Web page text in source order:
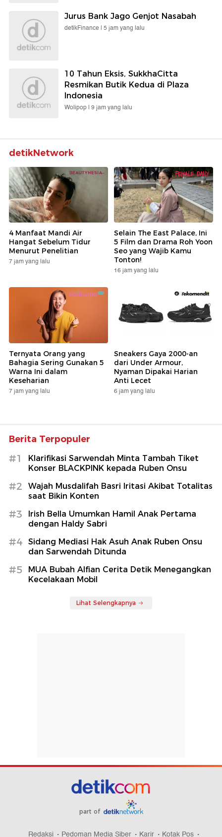
Jurus Bank Jago Genjot Nasabah
detikFinance | 5 jam yang lalu
10 Tahun Eksis, SukkhaCitta
Resmikan Butik Kedua di Plaza
Indonesia
Wolipop | 9 jam yang lalu
detikNetwork
4 Manfaat Mandi Air
Hangat Sebelum Tidur
Menurut Penelitian
7 jam yang lalu
Selain The East Palace, Ini
5 Film dan Drama Roh Yoon
Seo yang Wajib Kamu
Tonton!
16 jam yang lalu
Ternyata Orang yang
Bahagia Sering Gunakan 5
Warna Ini dalam
Keseharian
7 jam yang lalu
Sneakers Gaya 2000-an
dari Under Armour,
Nyaman Dipakai Harian
Anti Lecet
6 jam yang lalu
Berita Terpopuler
#1
Klarifikasi Sarwendah Minta Tambah Tiket
Konser BLACKPINK kepada Ruben Onsu
#2
Wajah Musdalifah Basri Iritasi Akibat Totalitas
saat Bikin Konten
#3
Irish Bella Umumkan Hamil Anak Pertama
dengan Haldy Sabri
#4
Sidang Mediasi Hak Asuh Anak Ruben Onsu
dan Sarwendah Ditunda
#5
MUA Bubah Alfian Cerita Detik Menegangkan
Kecelakaan Mobil
Lihat Selengkapnya
part of
Redaksi Pedoman Media Siber Karir Kotak Pos